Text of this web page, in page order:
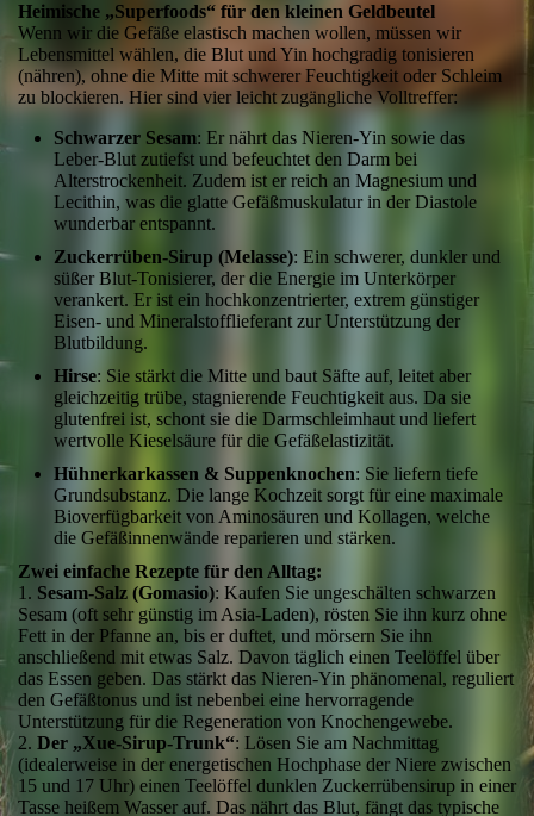
Heimische „Superfoods“ für den kleinen Geldbeutel
Wenn wir die Gefäße elastisch machen wollen, müssen wir
Lebensmittel wählen, die Blut und Yin hochgradig tonisieren
(nähren), ohne die Mitte mit schwerer Feuchtigkeit oder Schleim
zu blockieren. Hier sind vier leicht zugängliche Volltreffer:
Schwarzer Sesam: Er nährt das Nieren-Yin sowie das
Leber-Blut zutiefst und befeuchtet den Darm bei
Alterstrockenheit. Zudem ist er reich an Magnesium und
Lecithin, was die glatte Gefäßmuskulatur in der Diastole
wunderbar entspannt.
Zuckerrüben-Sirup (Melasse): Ein schwerer, dunkler und
süßer Blut-Tonisierer, der die Energie im Unterkörper
verankert. Er ist ein hochkonzentrierter, extrem günstiger
Eisen- und Mineralstofflieferant zur Unterstützung der
Blutbildung.
Hirse: Sie stärkt die Mitte und baut Säfte auf, leitet aber
gleichzeitig trübe, stagnierende Feuchtigkeit aus. Da sie
glutenfrei ist, schont sie die Darmschleimhaut und liefert
wertvolle Kieselsäure für die Gefäßelastizität.
Hühnerkarkassen & Suppenknochen: Sie liefern tiefe
Grundsubstanz. Die lange Kochzeit sorgt für eine maximale
Bioverfügbarkeit von Aminosäuren und Kollagen, welche
die Gefäßinnenwände reparieren und stärken.
Zwei einfache Rezepte für den Alltag:
1. Sesam-Salz (Gomasio): Kaufen Sie ungeschälten schwarzen
Sesam (oft sehr günstig im Asia-Laden), rösten Sie ihn kurz ohne
Fett in der Pfanne an, bis er duftet, und mörsern Sie ihn
anschließend mit etwas Salz. Davon täglich einen Teelöffel über
das Essen geben. Das stärkt das Nieren-Yin phänomenal, reguliert
den Gefäßtonus und ist nebenbei eine hervorragende
Unterstützung für die Regeneration von Knochengewebe.
2. Der „Xue-Sirup-Trunk“: Lösen Sie am Nachmittag
(idealerweise in der energetischen Hochphase der Niere zwischen
15 und 17 Uhr) einen Teelöffel dunklen Zuckerrübensirup in einer
Tasse heißem Wasser auf. Das nährt das Blut, fängt das typische